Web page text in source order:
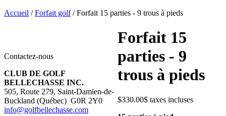
Accueil /Forfait golf/ Forfait 15 parties - 9 trous à pieds
Forfait 15
parties - 9
trous à pieds
$330.00$ taxes incluses
Contactez-nous
CLUB DE GOLF
BELLECHASSE INC.
505, Route 279, Saint-Damien-de-
Buckland (Québec) G0R 2Y0
info@golfbellechasse.com